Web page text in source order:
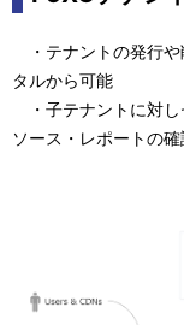
・テナントの発行や
タルから可能
・子テナントに対し
ソース・レポートの